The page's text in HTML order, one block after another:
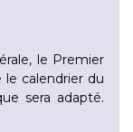
le Premier
le calendrier du
sera adapté.